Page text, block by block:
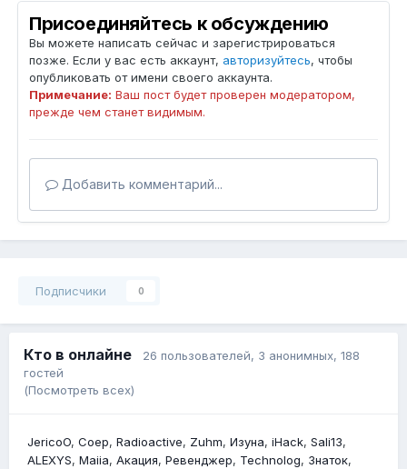
Присоединяйтесь к обсуждению
Вы можете написать сейчас и зарегистрироваться
позже. Если у вас есть аккаунт, авторизуйтесь, чтобы
опубликовать от имени своего аккаунта.
Примечание: Ваш пост будет проверен модератором,
прежде чем станет видимым.
Добавить комментарий...
Подписчики 0
Кто в онлайне 26 пользователей, 3 анонимных, 188
гостей
(Посмотреть всех)
JericoO Соер Radioactive Zuhm Изyна iHack Sali13
ALEXYS Maiia Акация Ревенджер Technolog
Знаток